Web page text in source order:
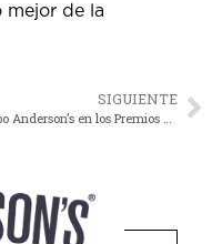
mejor de la
SIGUIENTE